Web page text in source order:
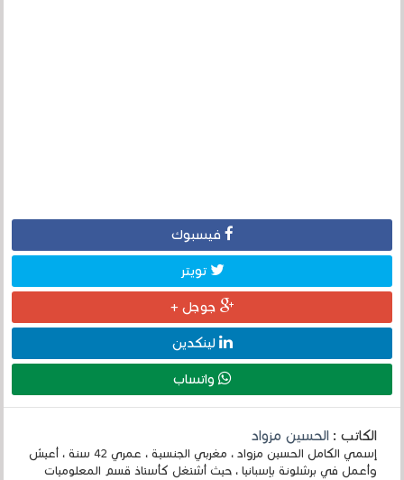
فيسبوك
تويتر
جوجل +
لينكدين
واتساب
الكاتب :الحسين مزواد
إسمي الكامل الحسين مزواد ، مغربي الجنسية ، عمري 42 سنة ، أعيش
وأعمل في برشلونة بإسبانيا ، حيث أشتغل كأستاذ قسم المعلوميات